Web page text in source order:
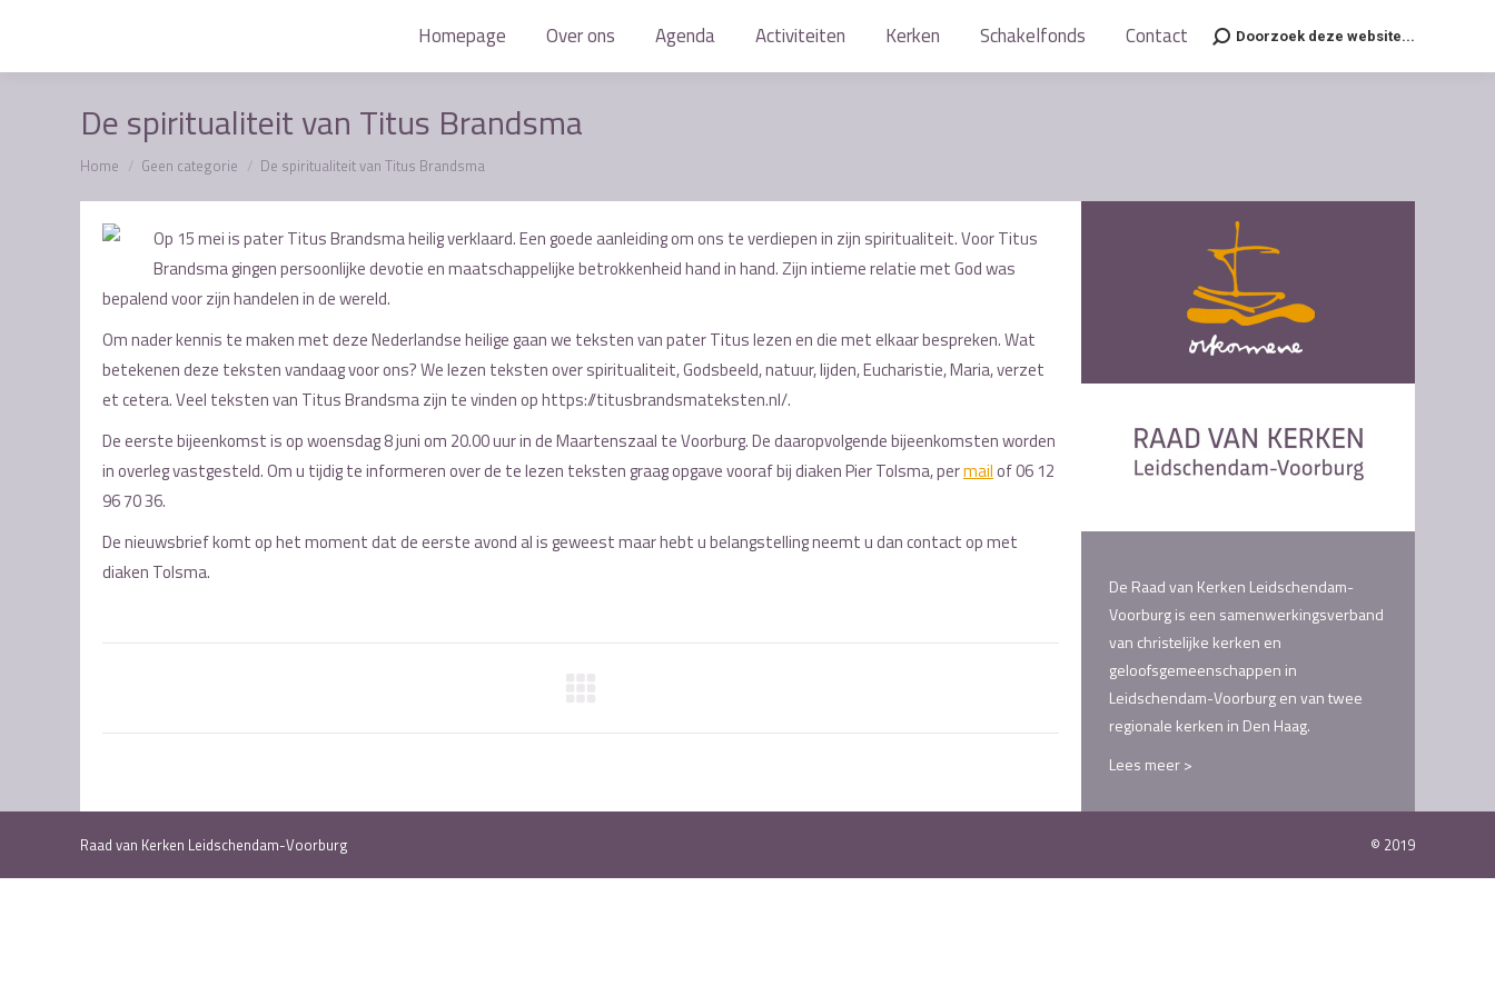
Homepage Over ons Agenda Activiteiten Kerken Schakelfonds Contact Search:Doorzoek deze website...
De spiritualiteit van Titus Brandsma
Je bent hier:
Home Geen categorie De spiritualiteit van Titus Brandsma
Op 15 mei is pater Titus Brandsma heilig verklaard. Een goede aanleiding om ons te verdiepen in zijn spiritualiteit. Voor Titus
Brandsma gingen persoonlijke devotie en maatschappelijke betrokkenheid hand in hand. Zijn intieme relatie met God was
bepalend voor zijn handelen in de wereld.
Om nader kennis te maken met deze Nederlandse heilige gaan we teksten van pater Titus lezen en die met elkaar bespreken. Wat
betekenen deze teksten vandaag voor ons? We lezen teksten over spiritualiteit, Godsbeeld, natuur, lijden, Eucharistie, Maria, verzet
et cetera. Veel teksten van Titus Brandsma zijn te vinden op https://titusbrandsmateksten.nl/.
De eerste bijeenkomst is op woensdag 8 juni om 20.00 uur in de Maartenszaal te Voorburg. De daaropvolgende bijeenkomsten worden
in overleg vastgesteld. Om u tijdig te informeren over de te lezen teksten graag opgave vooraf bij diaken Pier Tolsma, permailof 06 12
96 70 36.
De nieuwsbrief komt op het moment dat de eerste avond al is geweest maar hebt u belangstelling neemt u dan contact op met
diaken Tolsma.
De Raad van Kerken Leidschendam-
Voorburg is een samenwerkingsverband
van christelijke kerken en
geloofsgemeenschappen in
Leidschendam-Voorburg en van twee
regionale kerken in Den Haag.
Lees meer >
Raad van Kerken Leidschendam-Voorburg © 2019
Homepage Over ons Agenda Activiteiten Kerken Schakelfonds Contact Search:Doorzoek deze website...